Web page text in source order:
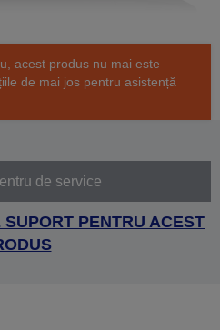
acest produs nu mai este
de mai jos pentru asistență
de service
PENTRU ACEST